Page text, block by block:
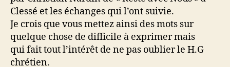
Clessé et les échanges qui l’ont suivie.
Je crois que vous mettez ainsi des mots sur
quelque chose de difficile à exprimer mais
qui fait tout l’intérêt de ne pas oublier le H.G
chrétien.